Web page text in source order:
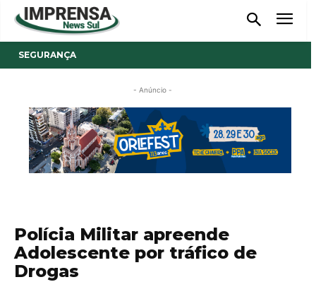
SEGURANÇA
- Anúncio -
Polícia Militar apreende
Adolescente por tráfico de
Drogas